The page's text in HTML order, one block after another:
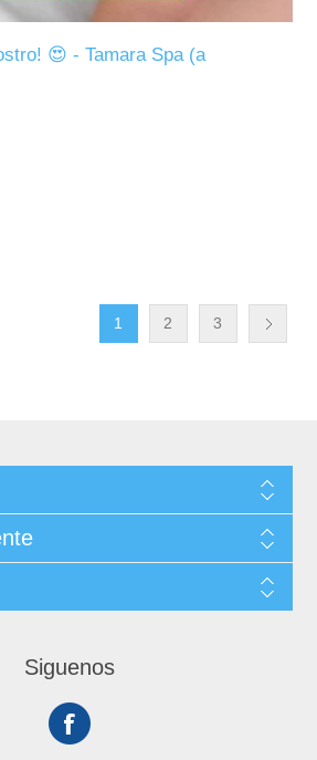
😍 - Tamara Spa (a
1 2 3
Siguenos